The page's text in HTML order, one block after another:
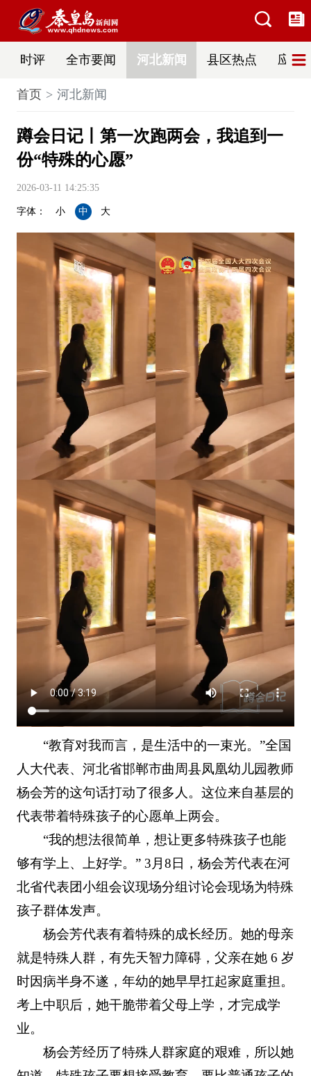
时评 全市要闻 河北新闻 县区热点 应急
首页 河北新闻
蹲会日记丨第一次跑两会，我追到一
份“特殊的心愿”
2026-03-11 14:25:35
字体： 小 中 大
“教育对我而言，是生活中的一束光。”全国
人大代表、河北省邯郸市曲周县凤凰幼儿园教师
杨会芳的这句话打动了很多人。这位来自基层的
代表带着特殊孩子的心愿单上两会。
“我的想法很简单，想让更多特殊孩子也能
够有学上、上好学。” 3月8日，杨会芳代表在河
北省代表团小组会议现场分组讨论会现场为特殊
孩子群体发声。
杨会芳代表有着特殊的成长经历。她的母亲
就是特殊人群，有先天智力障碍，父亲在她 6 岁
时因病半身不遂，年幼的她早早扛起家庭重担。
考上中职后，她干脆带着父母上学，才完成学
业。
杨会芳经历了特殊人群家庭的艰难，所以她